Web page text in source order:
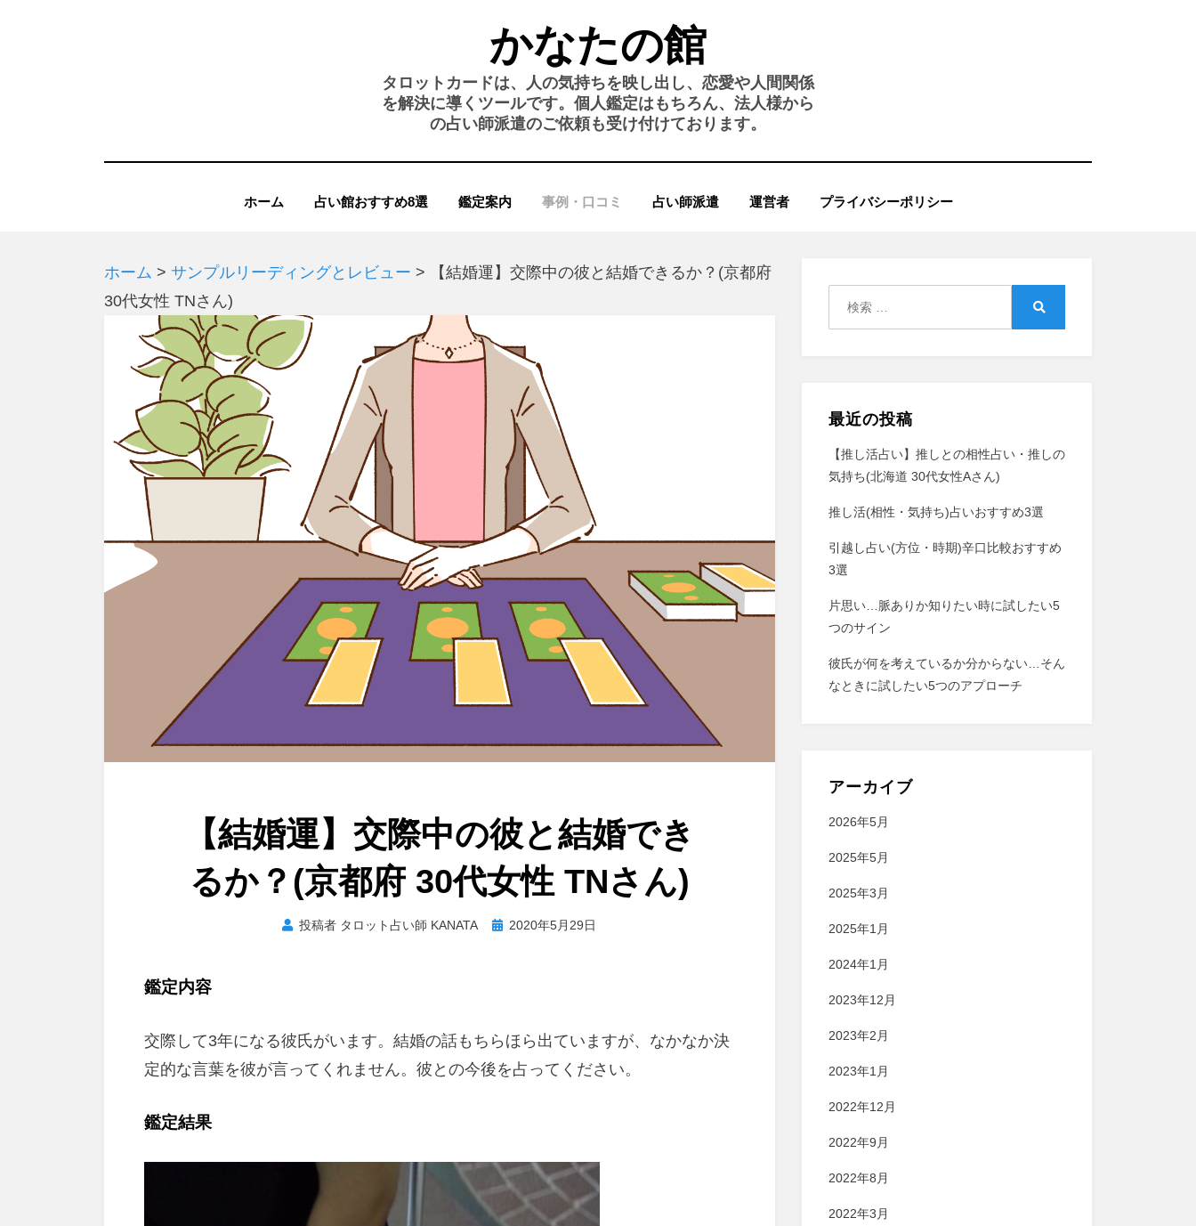
かなたの館
タロットカードは、人の気持ちを映し出し、恋愛や人間関係
を解決に導くツールです。個人鑑定はもちろん、法人様から
の占い師派遣のご依頼も受け付けております。
ホーム 占い館おすすめ8選 鑑定案内 事例・口コミ 占い師派遣 運営者 プライバシーポリシー
ホーム > サンプルリーディングとレビュー >
【結婚運】交際中の彼と結婚できるか？(京都府
30代女性 TNさん)
【結婚運】交際中の彼と結婚でき
るか？(京都府 30代女性 TNさん)
投稿者 タロット占い師 KANATA
投 2020年5月29日
鑑定内容
交際して3年になる彼氏がいます。結婚の話もちらほら出ていますが、なかなか決
定的な言葉を彼が言ってくれません。彼との今後を占ってください。
鑑定結果
最近の投稿
【推し活占い】推しとの相性占い・推しの
気持ち(北海道 30代女性Aさん)
推し活(相性・気持ち)占いおすすめ3選
引越し占い(方位・時期)辛口比較おすすめ
3選
片思い…脈ありか知りたい時に試したい5
つのサイン
彼氏が何を考えているか分からない…そん
なときに試したい5つのアプローチ
アーカイブ
2026年5月
2025年5月
2025年3月
2025年1月
2024年1月
2023年12月
2023年2月
2023年1月
2022年12月
2022年9月
2022年8月
2022年3月